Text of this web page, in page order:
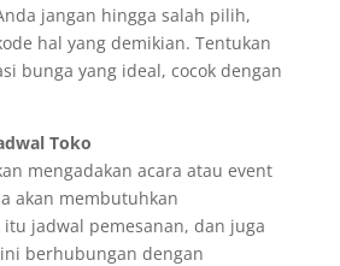
jangan hingga salah pilih,
hal yang demikian. Tentukan
bunga yang ideal, cocok dengan
Toko
mengadakan acara atau event
akan membutuhkan
jadwal pemesanan, dan juga
berhubungan dengan